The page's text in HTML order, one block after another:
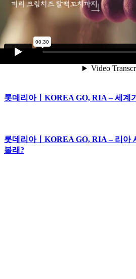
피자헛 US오리진ㅣU리들의S타일_도
롯데리아ㅣ한 개로는 부족한 맛 #리
롯데리아ㅣKOREA GO, RIA – 세계
롯데리아ㅣKOREA GO, RIA – 리아
볼래?